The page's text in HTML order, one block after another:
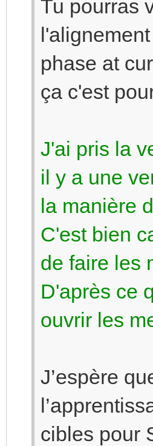
Tu pourras
phase at
ça c'est
J'ai pris la
il y a une
la manière
C'est bien
de faire les
D'après ce
ouvrir les
J’espère
cibles pour